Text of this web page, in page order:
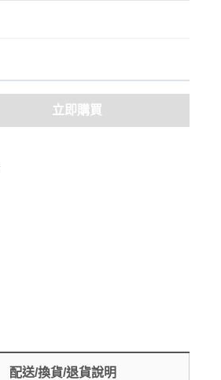
立即購買
配送/換貨/退貨說明